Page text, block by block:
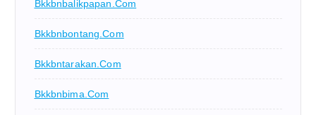
Bkkbnbalikpapan.com
Bkkbnbontang.com
Bkkbntarakan.com
Bkkbnbima.com